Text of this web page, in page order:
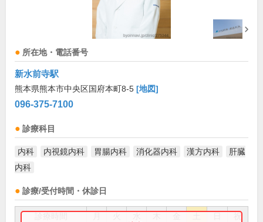
所在地・電話番号
新水前寺駅
熊本県熊本市中央区国府本町8-5 [地図]
096-375-7100
診療科目
内科 内視鏡内科 胃腸内科 消化器内科 漢方内科
肝臓
内科
診療/受付時間・休診日
祝